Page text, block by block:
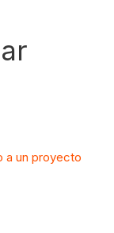
a un proyecto